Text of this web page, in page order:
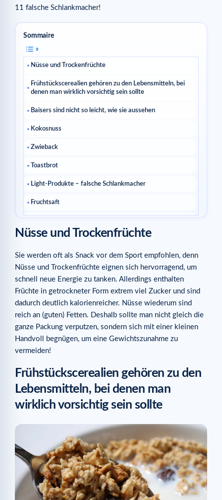
11 falsche Schlankmacher!
Sommaire
Nüsse und Trockenfrüchte
Frühstückscerealien gehören zu den Lebensmitteln, bei
denen man wirklich vorsichtig sein sollte
Baisers sind nicht so leicht, wie sie aussehen
Kokosnuss
Zwieback
Toastbrot
Light-Produkte – falsche Schlankmacher
Fruchtsaft
Avocado
Nüsse und Trockenfrüchte
Sie werden oft als Snack vor dem Sport empfohlen, denn
Nüsse und Trockenfrüchte eignen sich hervorragend, um
schnell neue Energie zu tanken. Allerdings enthalten
Früchte in getrockneter Form extrem viel Zucker und sind
dadurch deutlich kalorienreicher. Nüsse wiederum sind
reich an (guten) Fetten. Deshalb sollte man nicht gleich die
ganze Packung verputzen, sondern sich mit einer kleinen
Handvoll begnügen, um eine Gewichtszunahme zu
vermeiden!
Frühstückscerealien gehören zu den
Lebensmitteln, bei denen man
wirklich vorsichtig sein sollte